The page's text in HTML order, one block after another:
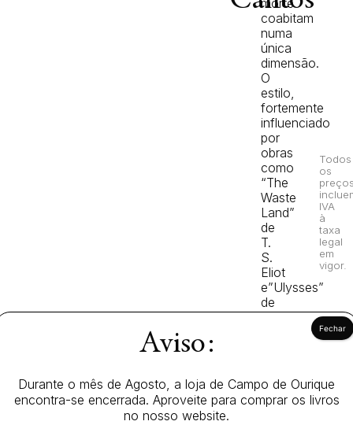
coabitam
numa
única
dimensão.
O
estilo,
fortemente
influenciado
por
obras
como
“The
Waste
Land”
de
T.
S.
Eliot
e”Ulysses”
de
James
visão
e
um
Todos
os
IVA
à
taxa
legal
em
vigor.
Aviso:
Durante o mês de Agosto, a loja de Campo de Ourique
encontra-se encerrada. Aproveite para comprar os livros
no nosso website.